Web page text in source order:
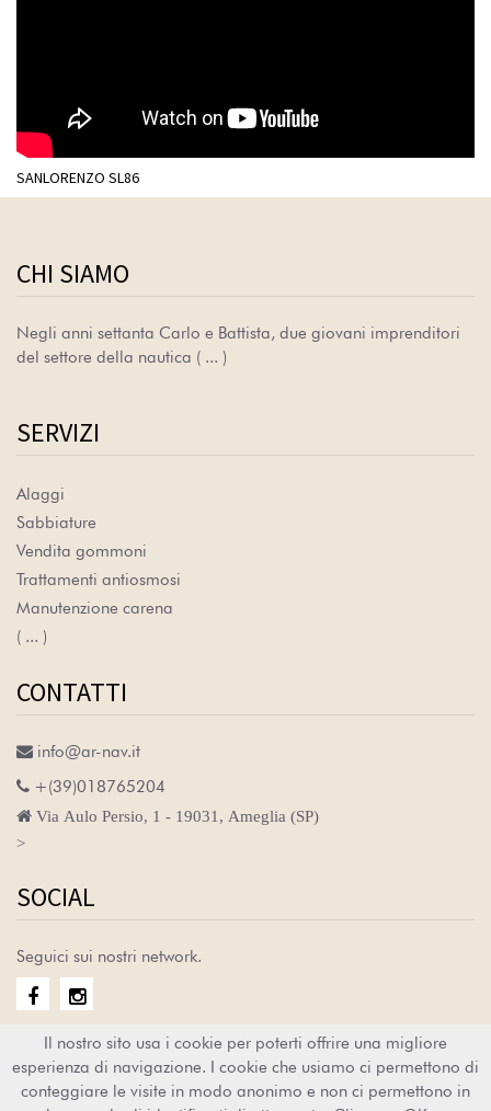
SANLORENZO SL86
CHI SIAMO
Negli anni settanta Carlo e Battista, due giovani imprenditori
del settore della nautica ( ... )
SERVIZI
Alaggi
Sabbiature
Vendita gommoni
Trattamenti antiosmosi
Manutenzione carena
( ... )
CONTATTI
 info@ar-nav.it
 +(39)018765204
 Via Aulo Persio, 1 - 19031, Ameglia (SP)
>
SOCIAL
Seguici sui nostri network.
 
Ar-nav © 2023 PI 00095100111 - |
Il nostro sito usa i cookie per poterti offrire una migliore
esperienza di navigazione. I cookie che usiamo ci permettono di
conteggiare le visite in modo anonimo e non ci permettono in